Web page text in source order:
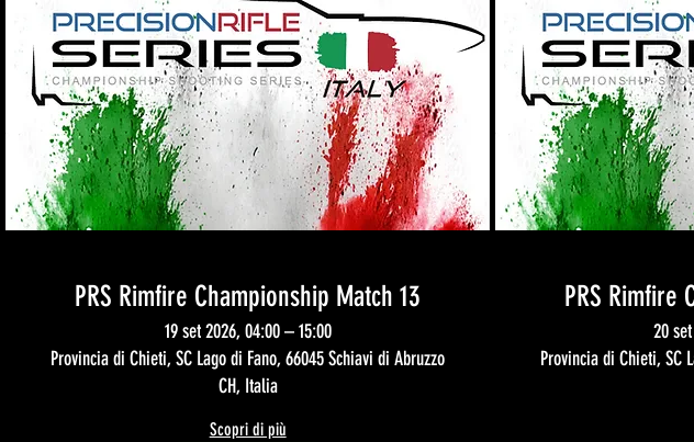
PRS Rimfire Championship Match 13
19 set 2026, 04:00 – 15:00
Provincia di Chieti, SC Lago di Fano, 66045 Schiavi di Abruzzo
CH, Italia
Scopri di più
PRS Rimfire
20
Provincia di Chieti, SC